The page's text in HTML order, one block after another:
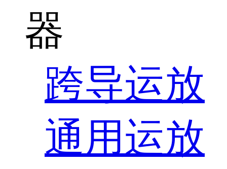
器
跨导运放
通用运放